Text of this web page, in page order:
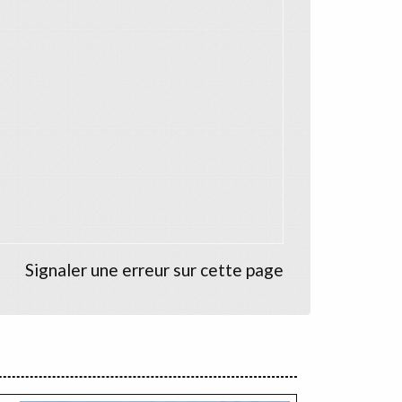
Signaler une erreur sur cette page